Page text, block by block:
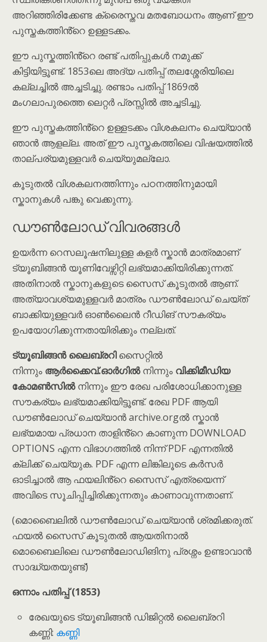
അറിഞ്ഞിരിക്കേണ്ട ക്രൈസ്തവ മതബോധനം ആണ് ഈ
പുസ്തകത്തിൻ്റെ ഉള്ളടക്കം.
ഈ പുസ്കത്തിൻ്റെ രണ്ട് പതിപ്പുകൾ നമുക്ക്
കിട്ടിയിട്ടൂണ്ട്. 1853ലെ അദ്യ പതിപ്പ് തലശ്ശേരിയിലെ
കല്ലച്ചിൽ അച്ചടിച്ചു. രണ്ടാം പതിപ്പ് 1869ൽ
മംഗലാപുരത്തെ ലെറ്റർ പ്രസ്സിൽ അച്ചടിച്ചു.
ഈ പുസ്തകത്തിൻ്റെ ഉള്ളടക്കം വിശകലനം ചെയ്യാൻ
ഞാൻ ആളല്ല. അത് ഈ പുസ്തകത്തിലെ വിഷയത്തിൽ
താല്പര്യമുള്ളവർ ചെയ്യുമല്ലോ.
കൂടുതൽ വിശകലനത്തിന്നും പഠനത്തിനുമായി
സ്കാനുകൾ പങ്കു വെക്കുന്നു.
ഡൗൺലോഡ് വിവരങ്ങൾ
ഉയർന്ന റെസലൂഷനിലുള്ള കളർ സ്കാൻ മാത്രമാണ്
ട്യൂബിങ്ങൻ യൂണിവേഴ്സിറ്റി ലഭ്യമാക്കിയിരിക്കുന്നത്.
അതിനാൽ സ്കാനുകളുടെ സൈസ് കൂടുതൽ ആണ്.
അത്യാവശ്യമുള്ളവർ മാത്രം ഡൗൺലോഡ് ചെയ്ത്
ബാക്കിയുള്ളവർ ഓൺലൈൻ റീഡിങ് സൗകര്യം
ഉപയോഗിക്കുന്നതായിരിക്കും നല്ലത്.
ട്യൂബിങ്ങൻ ലൈബ്രറിസൈറ്റിൽ
നിന്നും ആർക്കൈവ്.ഓർഗിൽനിന്നും വിക്കിമീഡിയ
കോമൺസിൽനിന്നും ഈ രേഖ പരിശോധിക്കാനുള്ള
സൗകര്യം ലഭ്യമാക്കിയിട്ടൂണ്ട്. രേഖ PDF ആയി
ഡൗൺലോഡ് ചെയ്യാൻ archive.orgൽ സ്കാൻ
ലഭ്യമായ പ്രധാന താളിൻ്റെ കാണുന്ന DOWNLOAD
OPTIONS എന്ന വിഭാഗത്തിൽ നിന്ന് PDF എന്നതിൽ
ക്ലിക്ക് ചെയ്യുക. PDF എന്ന ലിങ്കിലൂടെ കർസർ
ഓടിച്ചാൽ ആ ഫയലിൻ്റെ സൈസ് എത്രയെന്ന്
അവിടെ സൂചിപ്പിച്ചിരിക്കുന്നതും കാണാവുന്നതാണ്.
(മൊബൈലിൽ ഡൗൺലോഡ് ചെയ്യാൻ ശ്രമിക്കരുത്.
ഫയൽ സൈസ് കൂടുതൽ ആയതിനാൽ
മൊബൈലിലെ ഡൗ‌ൺലോഡിങിനു പ്രശ്നം ഉണ്ടാവാൻ
സാദ്ധ്യതയുണ്ട്)
ഒന്നാം പതിപ്പ് (1853)
രേഖയുടെ ട്യൂബിങ്ങൻ ഡിജിറ്റൽ ലൈബ്രറി
കണ്ണി: കണ്ണി